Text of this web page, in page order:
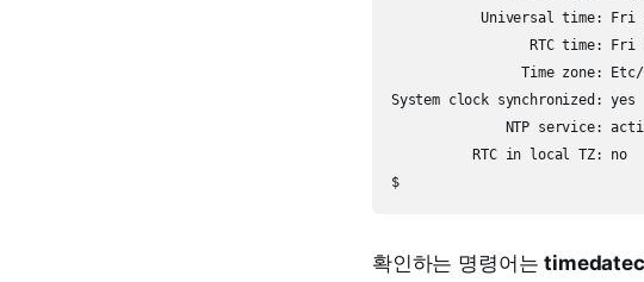
Universal time: Fri
RTC time: Fri
Time zone:
System clock synchronized: yes
NTP service:
          RTC in local TZ: no
$
확인하는 명령어는